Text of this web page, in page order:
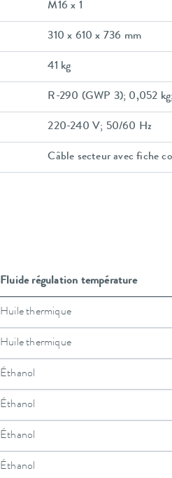
M16 x 1
310 x 610 x 736 mm
41 kg
R-290 (GWP 3); 0,052
220-240 V; 50/60 Hz
Câble secteur avec fiche
Fluide régulation température
Huile thermique
Huile thermique
Éthanol
Éthanol
Éthanol
Éthanol